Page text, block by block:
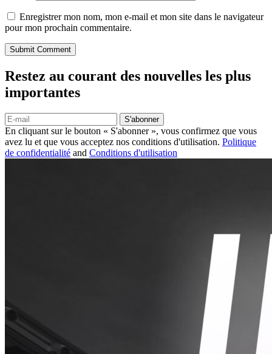
Enregistrer mon nom, mon e-mail et mon site dans le navigateur
pour mon prochain commentaire.
Submit Comment
Restez au courant des nouvelles les plus
importantes
S'abonner
En cliquant sur le bouton « S'abonner », vous confirmez que vous
avez lu et que vous acceptez nos conditions d'utilisation. Politique
de confidentialité and Conditions d'utilisation